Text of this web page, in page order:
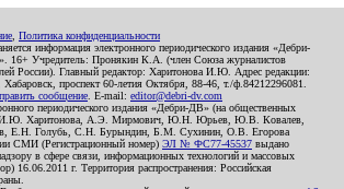
Политика конфиденциальности
информация электронного периодического издания «Дебри-
16+ Учредитель: Пронякин К.А. (член Союза журналистов
России). Главный редактор: Харитонова И.Ю. Адрес редакции:
проспект 60-летия Октября, 88-46, т./ф.84212296081.
сообщение . E-mail: editor@debri-dv.com
периодического издания «Дебри-ДВ» (на общественных
И.Ю. Харитонова, А.Э. Мирмович, Ю.Н. Юрьев, Ю.В. Ковалев,
Е.Н. Голубь, С.Н. Бурындин, Б.М. Сухинин, О.В. Егорова
СМИ (Регистрационный номер) ЭЛ № ФС77-45537 выдано
в сфере связи, информационных технологий и массовых
16.06.2011 г. Территория распространения: Российская